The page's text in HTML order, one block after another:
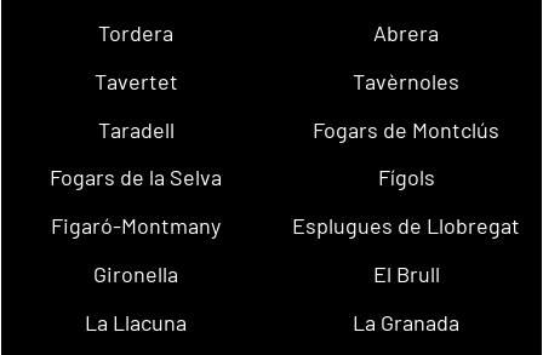
Tordera
Abrera
Tavertet
Tavèrnoles
Taradell
Fogars de Montclús
Fogars de la Selva
Fígols
Figaró-Montmany
Esplugues de Llobregat
Gironella
El Brull
La Llacuna
La Granada